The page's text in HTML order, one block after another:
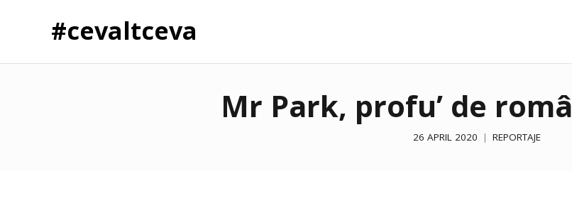
#cevaltceva
Mr Park, profu’ de
26 APRIL 2020 REPORTAJE